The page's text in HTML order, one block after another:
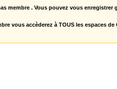
membre . Vous pouvez vous enregistrer
vous accèderez à TOUS les espaces de